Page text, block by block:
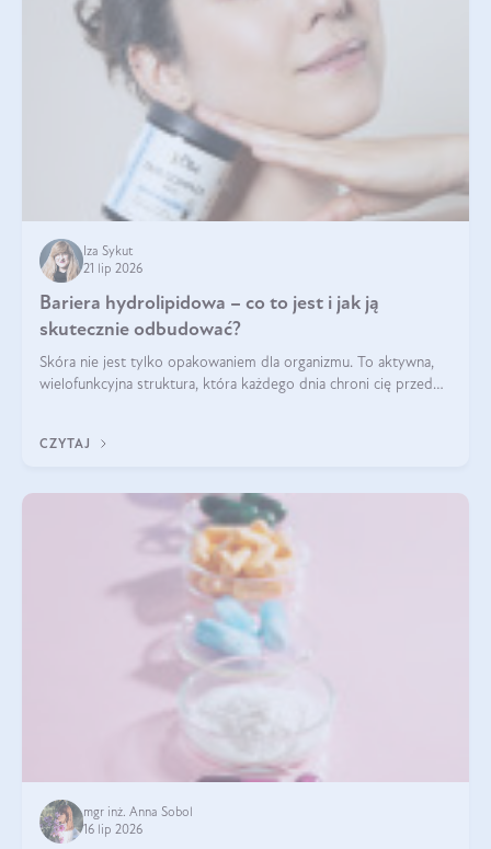
Iza Sykut
21 lip 2026
Bariera hydrolipidowa – co to jest i jak ją
skutecznie odbudować?
Skóra nie jest tylko opakowaniem dla organizmu. To aktywna,
wielofunkcyjna struktura, która każdego dnia chroni cię przed
bariera hydrolipidowa.
CZYTAJ
mgr inż. Anna Sobol
16 lip 2026